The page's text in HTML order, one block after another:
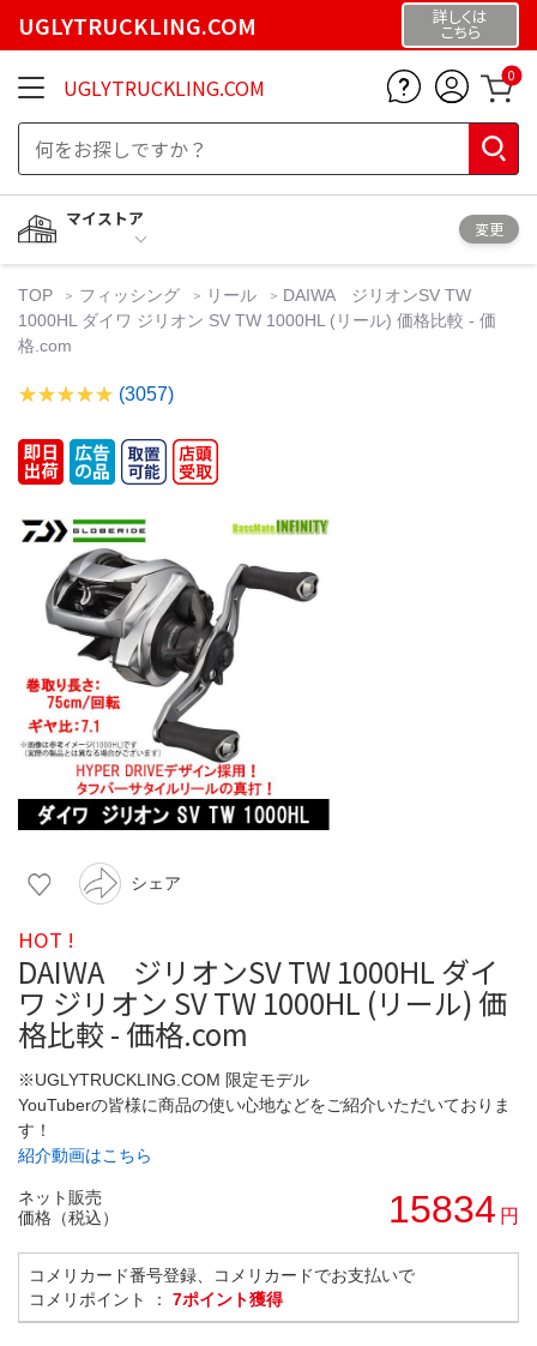
UGLYTRUCKLING.COM 詳しくは
こちら
UGLYTRUCKLING.COM 0
マイストア
変更
TOP フィッシング リール
DAIWA ジリオンSV TW
1000HL ダイワ ジリオン SV TW 1000HL (リール) 価格比較 - 価
格.com
(3057)
シェア
HOT !
DAIWA ジリオンSV TW 1000HL ダイ
ワ ジリオン SV TW 1000HL (リール) 価
格比較 - 価格.com
※UGLYTRUCKLING.COM 限定モデル
YouTuberの皆様に商品の使い心地などをご紹介いただいておりま
す！
紹介動画はこちら
ネット販売
価格（税込）
15834 円
コメリカード番号登録、コメリカードでお支払いで
コメリポイント ： 7ポイント獲得